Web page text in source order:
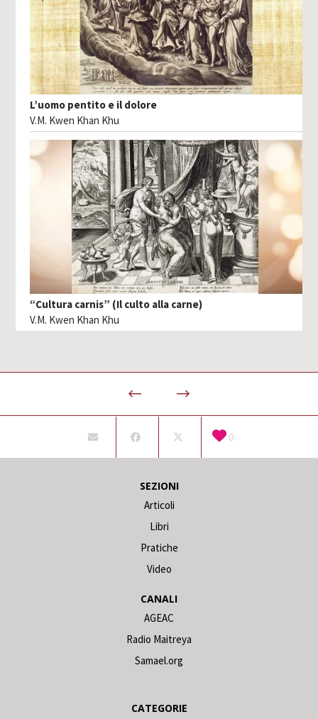
L’uomo pentito e il dolore
V.M. Kwen Khan Khu
“Cultura carnis” (Il culto alla carne)
V.M. Kwen Khan Khu
0
SEZIONI
Articoli
Libri
Pratiche
Video
CANALI
AGEAC
Radio Maitreya
Samael.org
CATEGORIE